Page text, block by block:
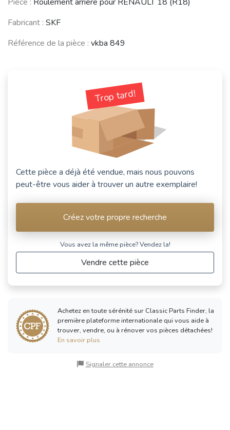
Fabricant : SKF
Référence de la pièce : vkba 849
Trop tard!
Cette pièce a déjà été vendue, mais nous pouvons
peut-être vous aider à trouver un autre exemplaire!
Créez votre propre recherche
Vous avez la même pièce? Vendez la!
Vendre cette pièce
Achetez en toute sérénité sur Classic Parts Finder, la
première plateforme internationale qui vous aide à
trouver, vendre, ou à rénover vos pièces détachées!
En savoir plus
Signaler cette annonce